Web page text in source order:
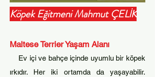
Köpek Eğitmeni Mahmut ÇELİK
Maltese TerrierYaşam Alanı
Ev içi ve bahçe içinde uyumlu bir köpek
ırkıdır. Her iki ortamda da yaşayabilir.